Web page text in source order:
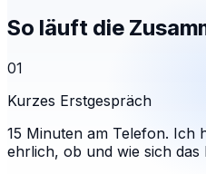
So läuft die
01
Kurzes Erstgespräch
15 Minuten am Telefon. Ich
ehrlich, ob und wie sich das